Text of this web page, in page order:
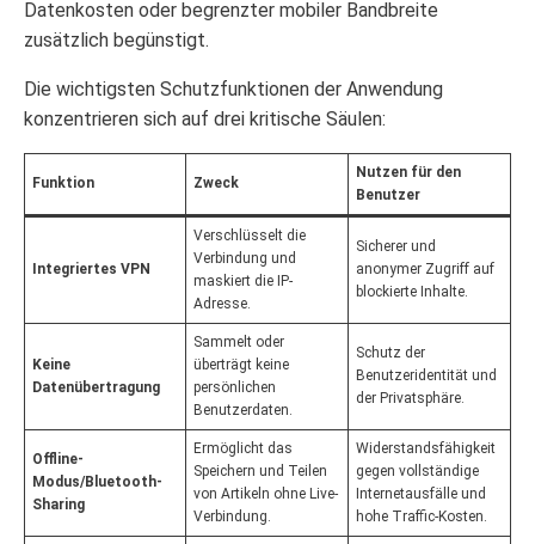
Datenkosten oder begrenzter mobiler Bandbreite
zusätzlich begünstigt.
Die wichtigsten Schutzfunktionen der Anwendung
konzentrieren sich auf drei kritische Säulen:
Funktion Zweck
Nutzen für den
Benutzer
Integriertes VPN
Verschlüsselt die
Verbindung und
maskiert die IP-
Adresse.
Sicherer und
anonymer Zugriff auf
blockierte Inhalte.
Keine
Datenübertragung
Sammelt oder
überträgt keine
persönlichen
Benutzerdaten.
Schutz der
Benutzeridentität und
der Privatsphäre.
Offline-
Modus/Bluetooth-
Sharing
Ermöglicht das
Speichern und Teilen
von Artikeln ohne Live-
Verbindung.
Widerstandsfähigkeit
gegen vollständige
Internetausfälle und
hohe Traffic-Kosten.